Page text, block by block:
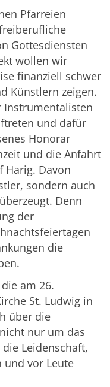
Pfarreien
Gottesdiensten
wollen wir
finanziell schwer
Künstlern zeigen.
Instrumentalisten
und dafür
Honorar
und die Anfahrt
Harig. Davon
sondern auch
Denn
der
die
am 26.
St. Ludwig in
über die
nur um das
Leidenschaft,
und vor Leute